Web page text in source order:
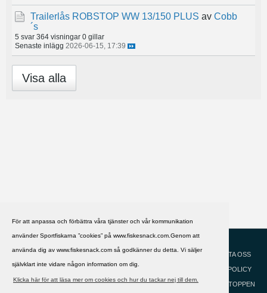
För att anpassa och förbättra våra tjänster och vår kommunikation
använder Sportfiskarna ”cookies” på www.fiskesnack.com.Genom att
använda dig av www.fiskesnack.com så godkänner du detta. Vi säljer
självklart inte vidare någon information om dig.
Klicka här för att läsa mer om cookies och hur du tackar nej till dem.
Trailerlås ROBSTOP WW 13/150 PLUS av Cobb
´s
5 svar 364 visningar 0 gillar
Senaste inlägg 2026-06-15, 17:39
Visa alla
HJÄLP
KONTAKTA OSS
COOKIEPOLICY
GÅ TILL TOPPEN